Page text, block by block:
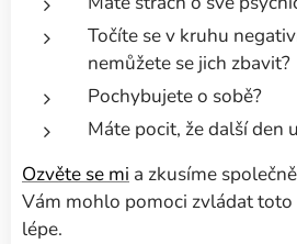
Točíte se v kruhu
nemůžete se jich zbavit?
Pochybujete o sobě?
Máte pocit, že další den
Ozvěte se mi a zkusíme
Vám mohlo pomoci zvládat
lépe.